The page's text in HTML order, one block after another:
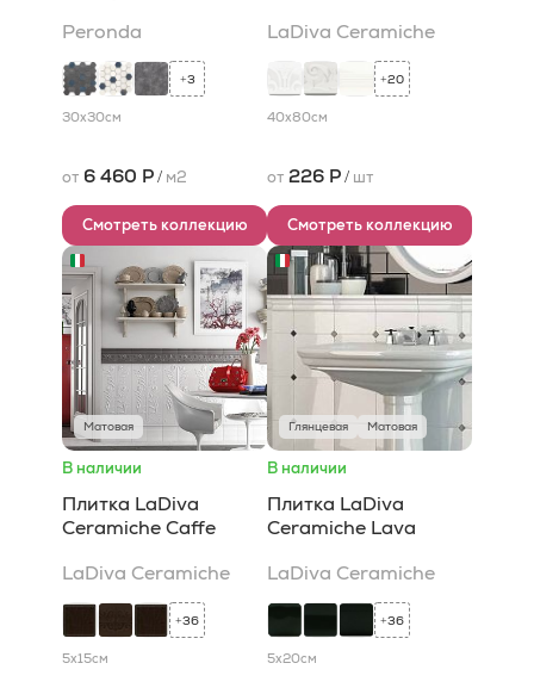
Peronda
+3
30x30см
от 6 460 Р/ м2
Смотреть коллекцию
LaDiva Сeramiche
+20
40x80см
от 226 Р/ шт
Смотреть коллекцию
Матовая
В наличии
Плитка LaDiva
Сeramiche Caffe
LaDiva Сeramiche
+36
5x15см
Глянцевая Матовая
В наличии
Плитка LaDiva
Сeramiche Lava
LaDiva Сeramiche
+36
5x20см